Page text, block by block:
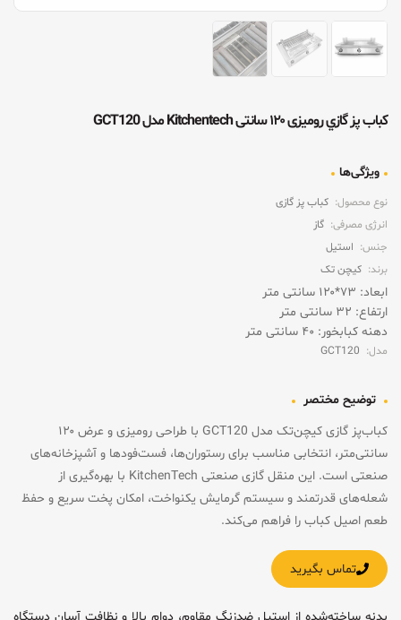
کباب پز گازي رومیزی ۱۲۰ سانتی Kitchentech مدل GCT120
کباب‌پز گازی کیچن‌تک مدل GCT120 با طراحی رومیزی و عرض ۱۲۰
سانتی‌متر، انتخابی مناسب برای رستوران‌ها، فست‌فودها و آشپزخانه‌های
صنعتی است. این منقل گازی صنعتی KitchenTech با بهره‌گیری از
شعله‌های قدرتمند و سیستم گرمایش یکنواخت، امکان پخت سریع و حفظ
طعم اصیل کباب را فراهم می‌کند.
ویژگی‌ها
نوع محصول: کباب پز گازی
انرژی مصرفی: گاز
جنس: استیل
برند: کیچن تک
ابعاد: ۷۳*۱۲۰ سانتی متر
ارتفاع: ۳۲ سانتی متر
دهنه کبابخور: ۴۰ سانتی متر
مدل: GCT120
توضیح مختصر
تماس بگیرید